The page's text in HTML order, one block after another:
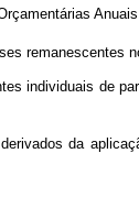
Anuais
remanescentes
individuais de
da